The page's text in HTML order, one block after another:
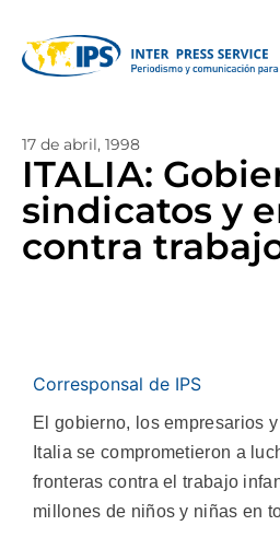
17 de abril, 1998
ITALIA:
sindicatos y
contra
Corresponsal de IPS
El gobierno, los empresarios
Italia se comprometieron a
fronteras contra el trabajo
millones de niños y niñas en